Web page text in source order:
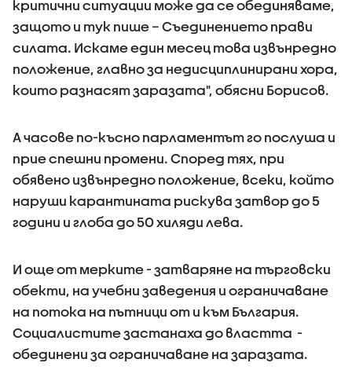
критични ситуации може да се обединяваме,
защото и тук пише – Съединението прави
силата. Искаме един месец това извънредно
положение, главно за недисциплинирани хора,
които разнасят заразата", обясни Борисов.
А часове по-късно парламентът го послуша и
прие спешни промени. Според тях, при
обявено извънредно положение, всеки, който
наруши карантината рискува затвор до 5
години и глоба до 50 хиляди лева.
И още от мерките - затваряне на търговски
обекти, на учебни заведения и ограничаване
на потока на пътници от и към България.
Социалистите застанаха до властта -
обединени за ограничаване на заразата.